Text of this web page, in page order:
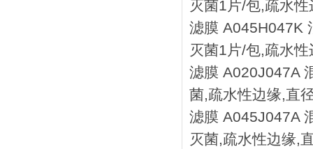
灭菌1片/包,疏水
滤膜 A045H047K
灭菌1片/包,疏水
滤膜 A020J047A
菌,疏水性边缘,直
滤膜 A045J047A
灭菌,疏水性边缘,